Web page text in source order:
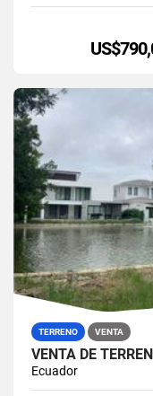
TERRENO VENTA
VENTA DE
Ecuador